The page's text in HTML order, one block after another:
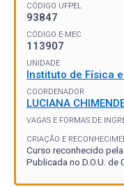
CÓDIGO UFPEL
93847
CÓDIGO E-MEC
113907
UNIDADE
Instituto de Física
COORDENADOR
LUCIANA
VAGAS E FORMAS DE
CRIAÇÃO E
Curso reconhecido
Publicada no D.O.U.